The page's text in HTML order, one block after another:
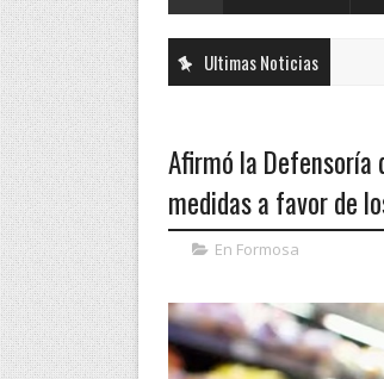
Ultimas Noticias
Afirmó la Defensoría
medidas a favor de
En Formosa